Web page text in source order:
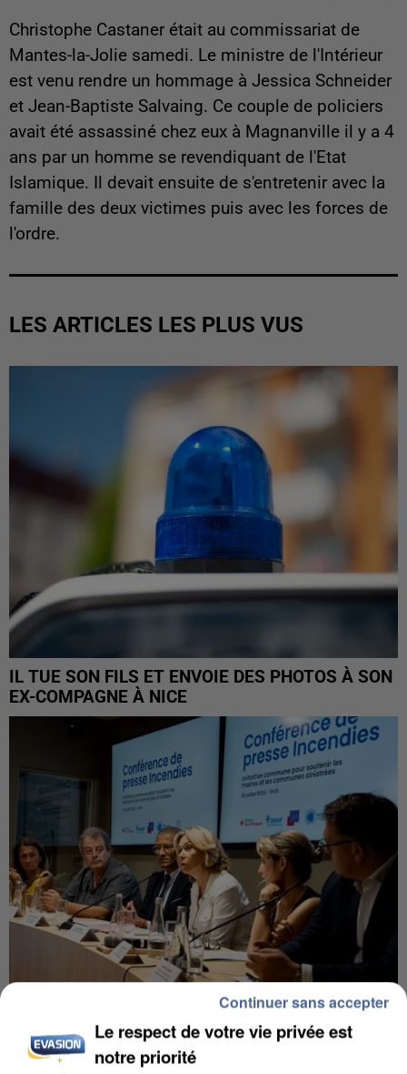
Christophe Castaner était au commissariat de
Mantes-la-Jolie samedi. Le ministre de l'Intérieur
est venu rendre un hommage à Jessica Schneider
et Jean-Baptiste Salvaing. Ce couple de policiers
avait été assassiné chez eux à Magnanville il y a 4
ans par un homme se revendiquant de l'Etat
Islamique. Il devait ensuite de s'entretenir avec la
famille des deux victimes puis avec les forces de
l'ordre.
LES ARTICLES LES PLUS VUS
IL TUE SON FILS ET ENVOIE DES PHOTOS À SON
EX-COMPAGNE À NICE
INCENDIES : L’ÎLE-DE-FRANCE LANCE UN ÉLAN
DE SOLIDARITÉ AVEC LES...
Le respect de votre vie privée est
notre priorité
Continuer sans accepter